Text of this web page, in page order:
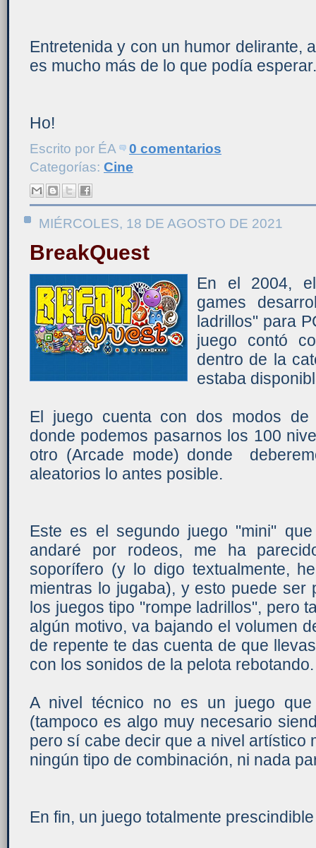
Entretenida y con un humor delirante,
es mucho más de lo que podía esperar.
Ho!
Escrito por ÉA
0 comentarios
Categorías: Cine
MIÉRCOLES, 18 DE AGOSTO DE 2021
BreakQuest
En el 2004,
games
ladrillos" para
juego contó
dentro de la
estaba
El juego cuenta con dos modos de
donde podemos pasarnos los 100
otro (Arcade mode) donde
aleatorios lo antes posible.
Este es el segundo juego "mini"
andaré por rodeos, me ha
soporífero (y lo digo textualmente,
mientras lo jugaba), y esto puede ser
los juegos tipo "rompe ladrillos", pero
algún motivo, va bajando el volumen
de repente te das cuenta de que
con los sonidos de la pelota rebotando.
A nivel técnico no es un juego
(tampoco es algo muy necesario
pero sí cabe decir que a nivel artístico
ningún tipo de combinación, ni nada
En fin, un juego totalmente